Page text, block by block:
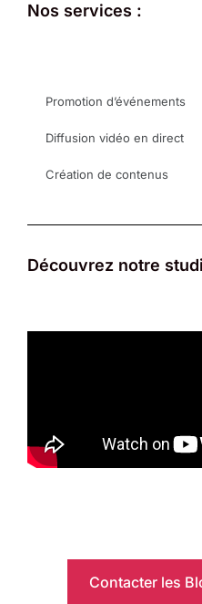
Nos services :
Promotion d’événements
Diffusion vidéo en direct
Création de contenus
Découvrez notre
Contacter les